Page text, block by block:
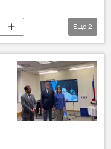
Еще 2